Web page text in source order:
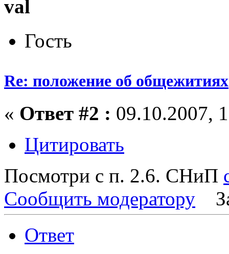
val
Гость
Re: положение об общежитиях
« Ответ #2 : 09.10.2007,
Цитировать
Посмотри с п. 2.6. СНиП
Сообщить модератору
Ответ